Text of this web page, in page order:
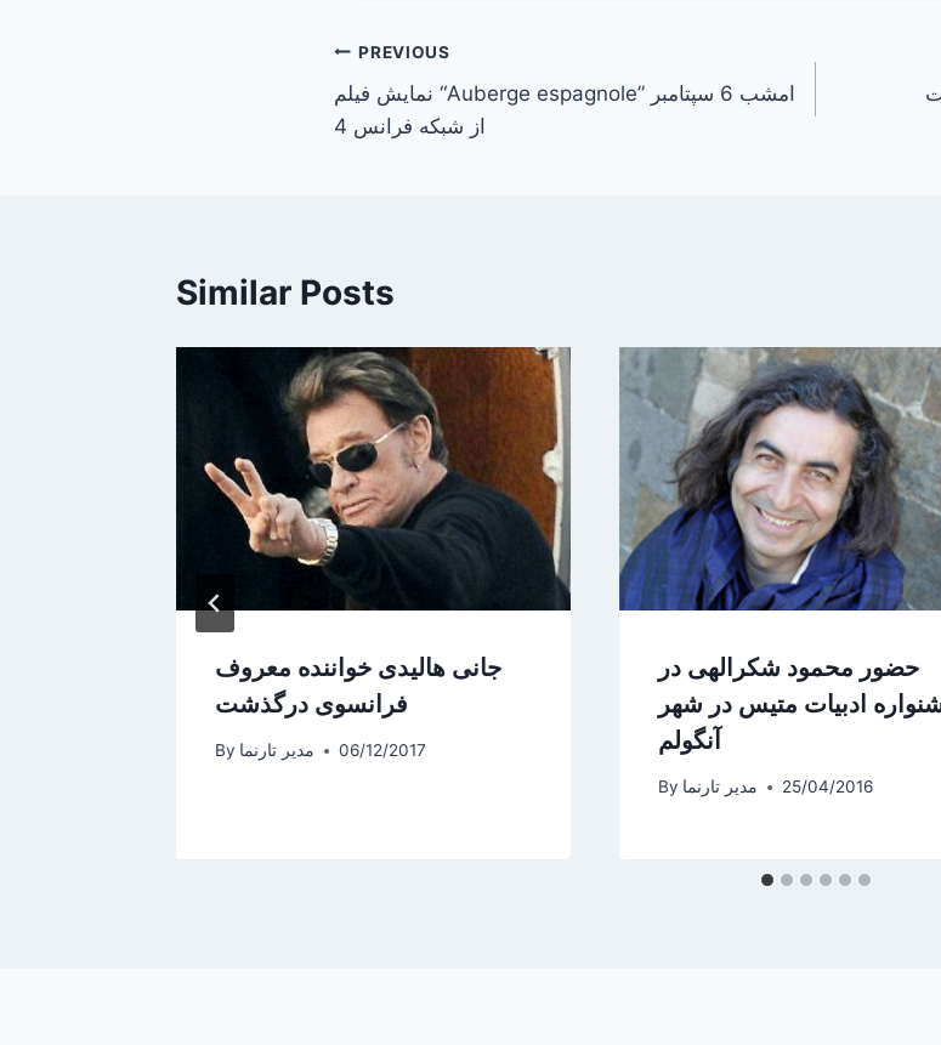
Post
navigation
PREVIOUS
نمایش فیلم “Auberge espagnole” امشب 6 سپتامبر
از شبکه فرانس 4
Similar Posts
جانی هالیدی خواننده معروف
فرانسوی درگذشت
By مدیر تارنما 06/12/2017
حضور محمود شکرالهی در
ادبیات متیس در شهر
آنگولم
By مدیر تارنما 25/04/2016